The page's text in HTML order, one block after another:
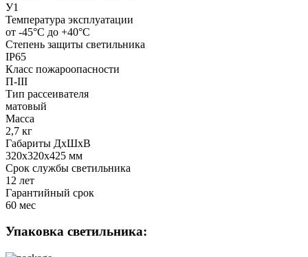
У1
Температура эксплуатации
от -45°С до +40°С
Степень защиты светильника
IP65
Класс пожароопасности
П-III
Тип рассеивателя
матовый
Масса
2,7 кг
Габариты ДхШхВ
320x320x425 мм
Срок службы светильника
12 лет
Гарантийный срок
60 мес
Упаковка светильника: